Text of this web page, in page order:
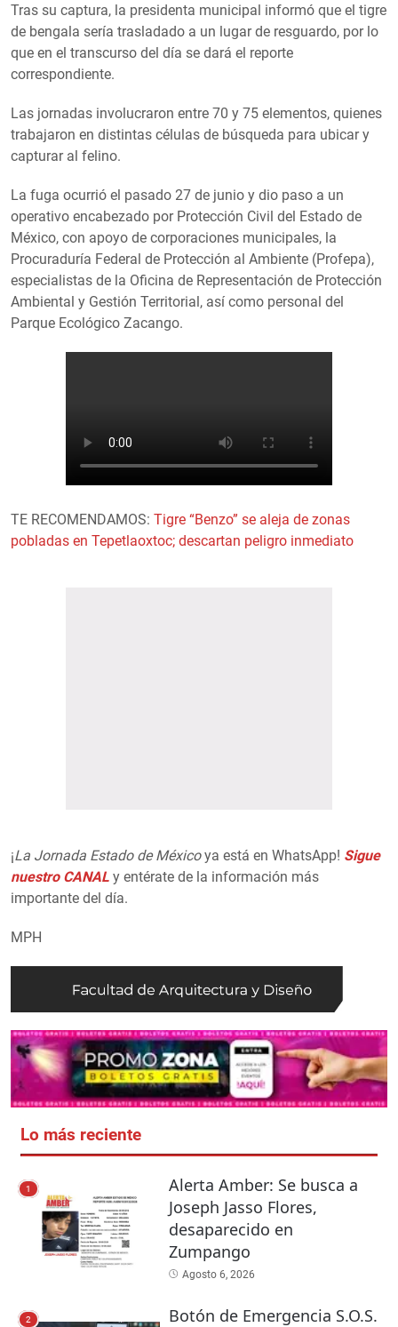
Tras su captura, la presidenta municipal informó que el tigre
de bengala sería trasladado a un lugar de resguardo, por lo
que en el transcurso del día se dará el reporte
correspondiente.
Las jornadas involucraron entre 70 y 75 elementos, quienes
trabajaron en distintas células de búsqueda para ubicar y
capturar al felino.
La fuga ocurrió el pasado 27 de junio y dio paso a un
operativo encabezado por Protección Civil del Estado de
México, con apoyo de corporaciones municipales, la
Procuraduría Federal de Protección al Ambiente (Profepa),
especialistas de la Oficina de Representación de Protección
Ambiental y Gestión Territorial, así como personal del
Parque Ecológico Zacango.
TE RECOMENDAMOS: Tigre “Benzo” se aleja de zonas
pobladas en Tepetlaoxtoc; descartan peligro inmediato
¡La Jornada Estado de Méxicoya está en WhatsApp! Sigue
nuestro CANAL y entérate de la información más
importante del día.
MPH
Lo más reciente
1
Alerta Amber: Se busca a
Joseph Jasso Flores,
desaparecido en
Zumpango
Agosto 6, 2026
2
Botón de Emergencia S.O.S.